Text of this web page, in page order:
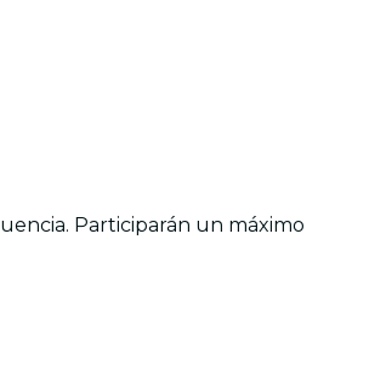
Participarán un máximo